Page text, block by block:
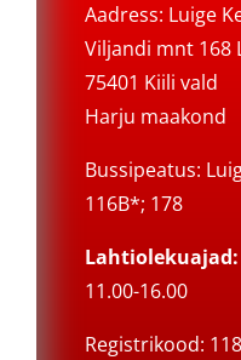
Aadress: Luige
Viljandi mnt 168
75401 Kiili vald
Harju maakond
Bussipeatus:
116B*; 178
Lahtiolekuajad:
11.00-16.00
Registrikood: